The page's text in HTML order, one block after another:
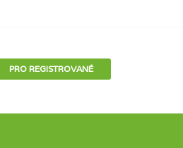
PRO REGISTROVANÉ